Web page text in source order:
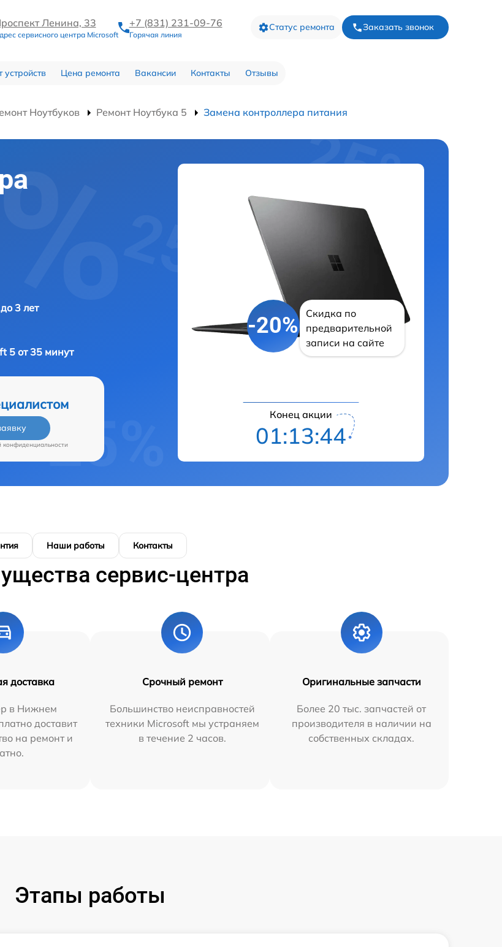
Ленина, 33
сервисного центра Microsoft
+7 (831) 231-09-76
Горячая линия
Статус ремонта Заказать звонок
устройств Цена ремонта Вакансии Контакты Отзывы
Ноутбуков Ремонт Ноутбука 5 Замена контроллера питания
3 лет
5 от 35 минут
конфиденциальности
-20%
Скидка по
предварительной
записи на сайте
Конец акции
01:13:43
Наши работы Контакты
сервис-центра
доставка
в Нижнем
доставит
на ремонт и
Срочный ремонт
Большинство неисправностей
техники Microsoft мы устраняем
в течение 2 часов.
Оригинальные запчасти
Более 20 тыс. запчастей от
производителя в наличии на
собственных складах.
Этапы работы